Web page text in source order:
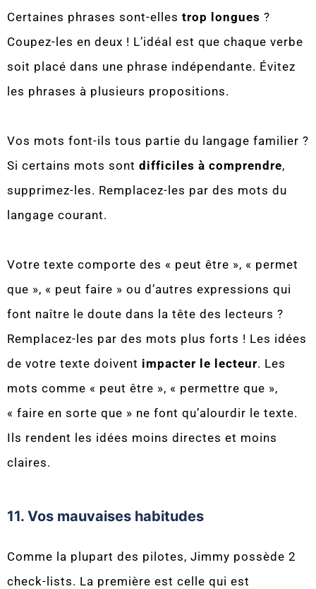
Certaines phrases sont-elles trop longues ?
Coupez-les en deux ! L’idéal est que chaque verbe
soit placé dans une phrase indépendante. Évitez
les phrases à plusieurs propositions.
Vos mots font-ils tous partie du langage familier ?
Si certains mots sont difficiles à comprendre,
supprimez-les. Remplacez-les par des mots du
langage courant.
Votre texte comporte des « peut être », « permet
que », « peut faire » ou d’autres expressions qui
font naître le doute dans la tête des lecteurs ?
Remplacez-les par des mots plus forts ! Les idées
de votre texte doivent impacter le lecteur. Les
mots comme « peut être », « permettre que »,
« faire en sorte que » ne font qu’alourdir le texte.
Ils rendent les idées moins directes et moins
claires.
11. Vos mauvaises habitudes
Comme la plupart des pilotes, Jimmy possède 2
check-lists. La première est celle qui est